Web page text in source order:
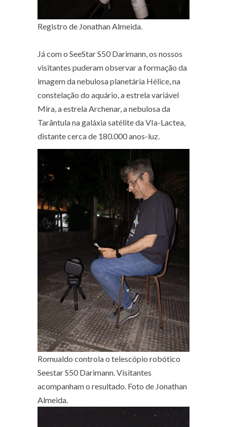
Registro de Jonathan Almeida.
Já com o SeeStar S50 Darimann, os nossos
visitantes puderam observar a formação da
imagem da nebulosa planetária Hélice, na
constelação do aquário, a estrela variável
Mira, a estrela Archenar, a nebulosa da
Tarântula na galáxia satélite da VIa-Lactea,
distante cerca de 180.000 anos-luz.
Romualdo controla o telescópio robótico
Seestar S50 Darimann. Visitantes
acompanham o resultado. Foto de Jonathan
Almeida.